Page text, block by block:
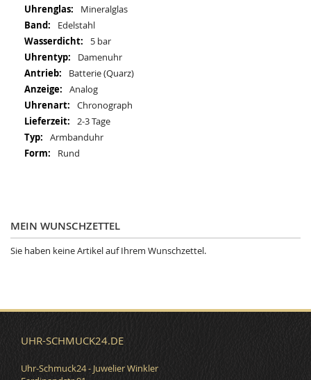
Mehr
Informationen
Mineralglas
Edelstahl
5 bar
Damenuhr
Batterie (Quarz)
Analog
Chronograph
2-3 Tage
Armbanduhr
Rund
MEIN WUNSCHZETTEL
Sie haben keine Artikel auf Ihrem Wunschzettel.
UHR-SCHMUCK24.DE
Uhr-Schmuck24 - Juwelier Winkler